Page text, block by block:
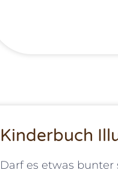
Kinderbuch
Darf es etwas